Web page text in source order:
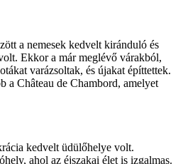
a nemesek kedvelt kiránduló és
Ekkor a már meglévő várakból,
varázsoltak, és újakat építtettek.
a Château de Chambord, amelyet
kedvelt üdülőhelye volt.
ahol az éjszakai élet is izgalmas.